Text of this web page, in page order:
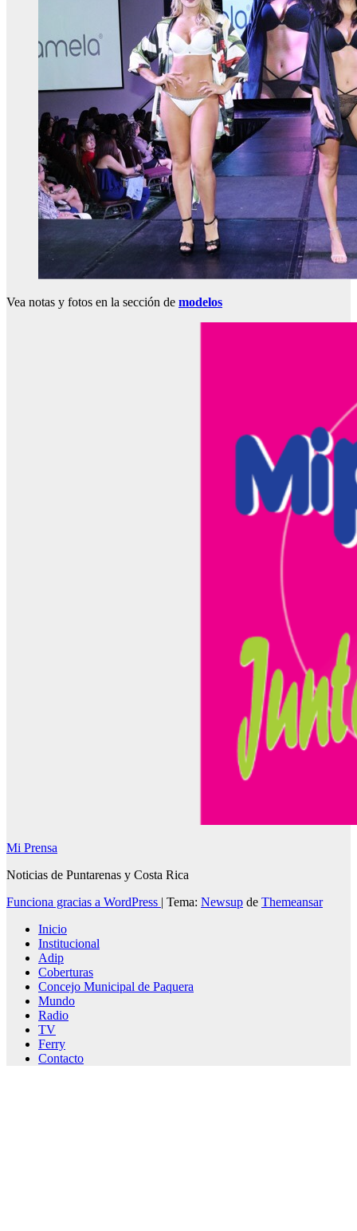
Vea notas y fotos en la sección de modelos
Mi Prensa
Noticias de Puntarenas y Costa Rica
Funciona gracias a WordPress | Tema: Newsup de Themeansar
Inicio
Institucional
Adip
Coberturas
Concejo Municipal de Paquera
Mundo
Radio
TV
Ferry
Contacto